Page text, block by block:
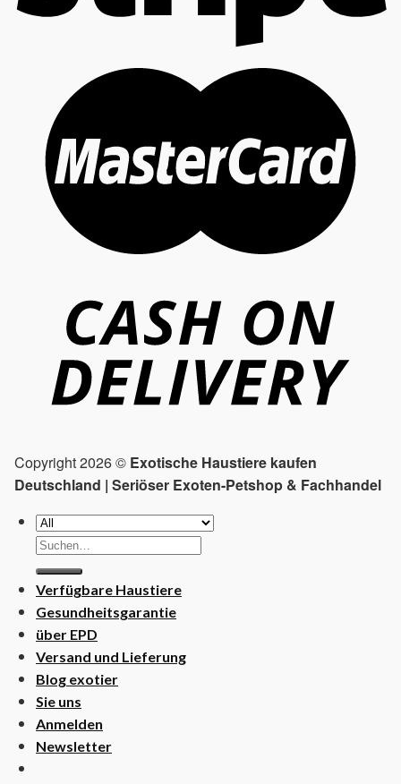
Copyright 2026 © Exotische Haustiere kaufen
Deutschland | Seriöser Exoten-Petshop & Fachhandel
Suchen
nach:
Verfügbare Haustiere
Gesundheitsgarantie
über EPD
Versand und Lieferung
Blog exotier
Sie uns
Anmelden
Newsletter